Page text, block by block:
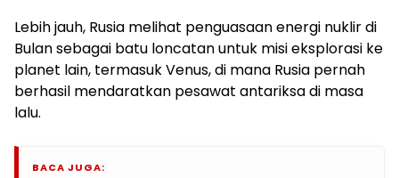
Lebih jauh, Rusia melihat penguasaan energi nuklir di
Bulan sebagai batu loncatan untuk misi eksplorasi ke
planet lain, termasuk Venus, di mana Rusia pernah
berhasil mendaratkan pesawat antariksa di masa
lalu.
BACA JUGA: